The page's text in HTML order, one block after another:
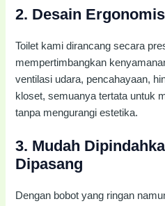
2. Desain
Toilet kami dirancang secara
mempertimbangkan
ventilasi udara, pencahayaan,
kloset, semuanya tertata untuk
tanpa mengurangi estetika.
3. Mudah
Dipasang
Dengan bobot yang ringan